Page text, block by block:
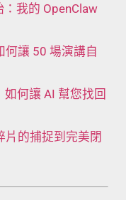
我的 OpenClaw
讓 50 場演講自
何讓 AI 幫您找回
片的捕捉到完美閉